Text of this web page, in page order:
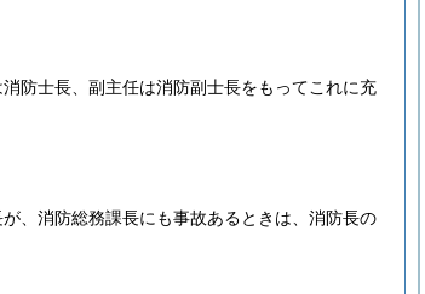
防士長、副主任は消防副士長をもってこれに充
、消防総務課長にも事故あるときは、消防長の